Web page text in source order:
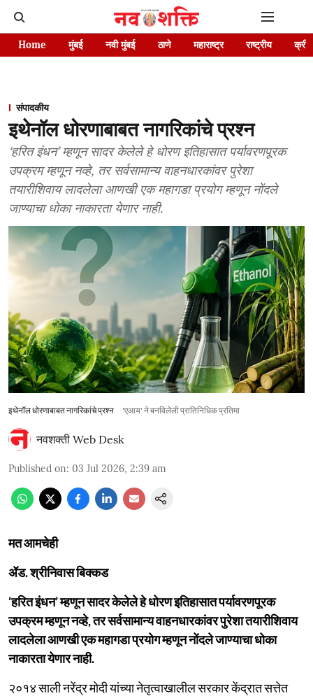
Home मुंबई नवी मुंबई ठाणे महाराष्ट्र राष्ट्रीय
संपादकीय
इथेनॉल धोरणाबाबत नागरिकांचे प्रश्न
‘हरित इंधन’ म्हणून सादर केलेले हे धोरण इतिहासात पर्यावरणपूरक
उपक्रम म्हणून नव्हे, तर सर्वसामान्य वाहनधारकांवर पुरेशा
तयारीशिवाय लादलेला आणखी एक महागडा प्रयोग म्हणून नोंदले
जाण्याचा धोका नाकारता येणार नाही.
इथेनॉल धोरणाबाबत नागरिकांचे प्रश्न 'एआय' ने बनविलेली प्रातिनिधिक प्रतिमा
नवशक्ती Web Desk
Published on: 03 Jul 2026, 2:39 am
मत आमचेही
ॲड. श्रीनिवास बिक्कड
‘हरित इंधन’ म्हणून सादर केलेले हे धोरण इतिहासात पर्यावरणपूरक
उपक्रम म्हणून नव्हे, तर सर्वसामान्य वाहनधारकांवर पुरेशा तयारीशिवाय
लादलेला आणखी एक महागडा प्रयोग म्हणून नोंदले जाण्याचा धोका
नाकारता येणार नाही.
२०१४ साली नरेंद्र मोदी यांच्या नेतृत्वाखालील सरकार केंद्रात सत्तेत